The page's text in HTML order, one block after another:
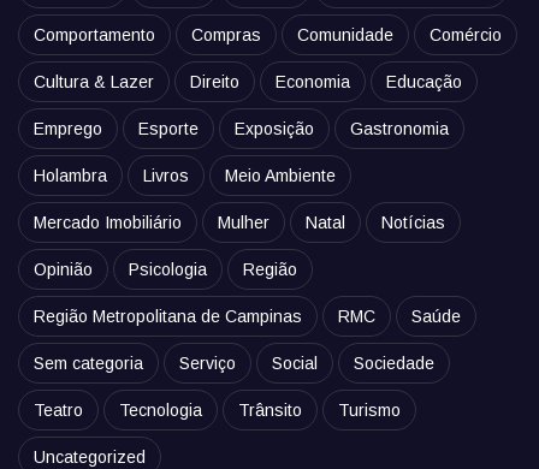
Comportamento Compras Comunidade Comércio
Cultura & Lazer Direito Economia Educação
Emprego Esporte Exposição Gastronomia
Holambra Livros Meio Ambiente
Mercado Imobiliário Mulher Natal Notícias
Opinião Psicologia Região
Região Metropolitana de Campinas RMC Saúde
Sem categoria Serviço Social Sociedade
Teatro Tecnologia Trânsito Turismo
Uncategorized